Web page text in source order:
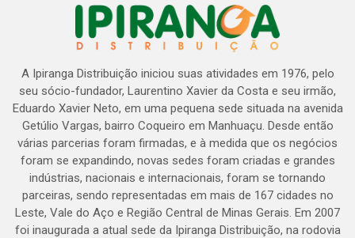
A Ipiranga Distribuição iniciou suas atividades em 1976, pelo
seu sócio-fundador, Laurentino Xavier da Costa e seu irmão,
Eduardo Xavier Neto, em uma pequena sede situada na avenida
Getúlio Vargas, bairro Coqueiro em Manhuaçu. Desde então
várias parcerias foram firmadas, e à medida que os negócios
foram se expandindo, novas sedes foram criadas e grandes
indústrias, nacionais e internacionais, foram se tornando
parceiras, sendo representadas em mais de 167 cidades no
Leste, Vale do Aço e Região Central de Minas Gerais. Em 2007
foi inaugurada a atual sede da Ipiranga Distribuição, na rodovia